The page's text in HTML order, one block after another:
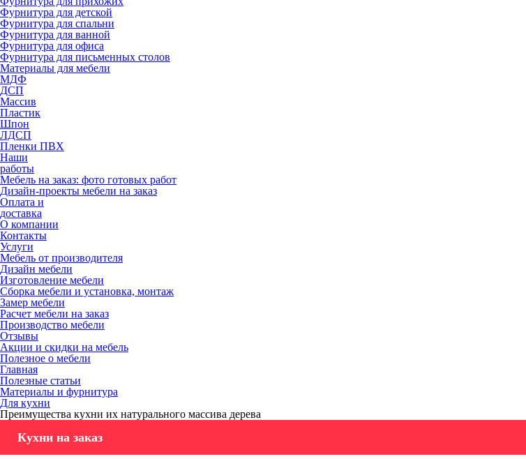
Фурнитура для детской
Фурнитура для спальни
Фурнитура для ванной
Фурнитура для офиса
Фурнитура для письменных столов
Материалы для мебели
МДФ
ДСП
Массив
Пластик
Шпон
ЛДСП
Пленки ПВХ
Наши
работы
Мебель на заказ: фото готовых работ
Дизайн-проекты мебели на заказ
Оплата и
доставка
О компании
Контакты
Услуги
Мебель от производителя
Дизайн мебели
Изготовление мебели
Сборка мебели и установка, монтаж
Замер мебели
Расчет мебели на заказ
Производство мебели
Отзывы
Акции и скидки на мебель
Полезное о мебели
Главная
Полезные статьи
Материалы и фурнитура
Для кухни
Преимущества кухни их натурального массива дерева
Кухни на заказ